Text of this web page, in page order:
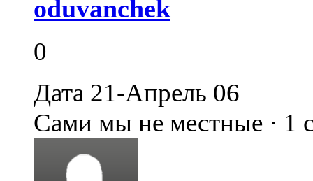
oduvanchek
0
Дата 21-Апрель 06
Сами мы не местные · 1